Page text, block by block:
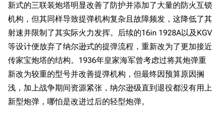
新式的三联装炮塔明显改善了防护并添加了大量的防火互锁
机构，但其同样导致提弹机构复杂且故障频发，这降低了其
射速并限制了其实际火力发挥。后续的16in 1928A以及KGV
等设计便放弃了纳尔逊式的提弹流程，重新改为了更加接近
传家宝炮塔的结构。1936年皇家海军曾考虑过将其炮弹重
新改为较重的型号并改善提弹机构，但最终因预算原因搁
浅，加上战争期间资源紧张，纳尔逊级直到退役都没有用上
新型炮弹，哪怕是改进过后的轻型炮弹。